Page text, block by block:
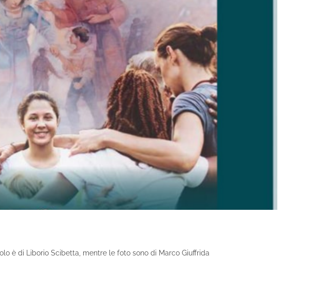
è di Liborio Scibetta, mentre le foto sono di Marco Giuffrida